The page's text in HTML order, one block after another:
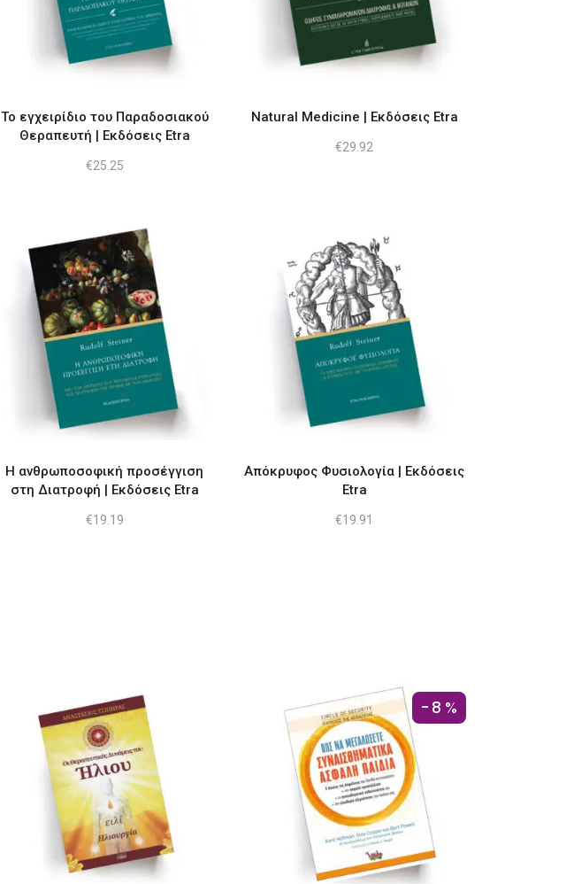
Το εγχειρίδιο του Παραδοσιακού
Θεραπευτή | Εκδόσεις Etra
€25.25
Natural Medicine | Εκδόσεις Etra
€29.92
Η ανθρωποσοφική προσέγγιση
στη Διατροφή | Εκδόσεις Etra
€19.19
Απόκρυφος Φυσιολογία | Εκδόσεις
Etra
€19.91
-8%